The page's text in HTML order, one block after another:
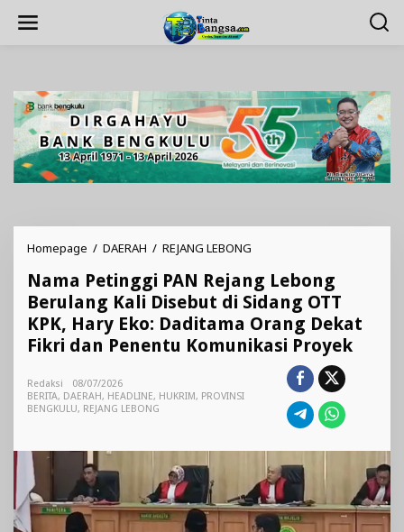
Homepage / DAERAH / REJANG LEBONG
PAN
Rejang
Lebong
Berulang
Kali
Daditama
Orang
Dekat
Fikri
Nama Petinggi PAN Rejang Lebong
Berulang Kali Disebut di Sidang OTT
KPK, Hary Eko: Daditama Orang Dekat
Fikri dan Penentu Komunikasi Proyek
Redaksi
08/07/2026
BERITA, DAERAH, HEADLINE, HUKRIM, PROVINSI
BENGKULU, REJANG LEBONG